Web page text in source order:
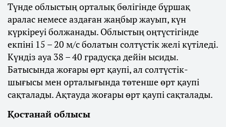
Түнде облыстың орталық бөлігінде бұршақ
аралас немесе аздаған жаңбыр жауып, күн
күркіреуі болжанады. Облыстың оңтүстігінде
екпіні 15 – 20 м/с болатын солтүстік желі күтіледі.
Күндіз ауа 38 – 40 градусқа дейін ысиды.
Батысында жоғары өрт қаупі, ал солтүстік-
шығысы мен орталығында төтенше өрт қаупі
сақталады. Ақтауда жоғары өрт қаупі сақталады.
Қостанай облысы